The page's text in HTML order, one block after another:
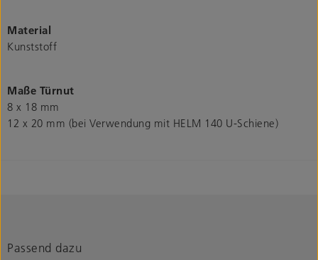
Material
Kunststoff
Maße Türnut
8 x 18 mm
12 x 20 mm (bei Verwendung mit HELM 140 U-Schiene)
Passend dazu